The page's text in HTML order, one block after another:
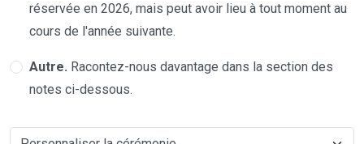
réservée en 2026, mais peut avoir lieu à tout moment au
cours de l'année suivante.
Autre. Racontez-nous davantage dans la section des
notes ci-dessous.